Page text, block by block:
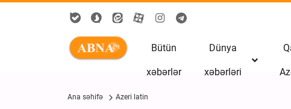
Bütün
xəbərlər
Dünya
xəbərləri
Ana səhifə Azeri latin